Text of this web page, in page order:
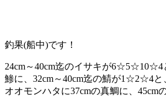
釣果(船中)です！
24cm～40cm迄のイサキが6☆5☆10☆4
鯵に、32cm～40cm迄の鯖が1☆2☆4と
オオモンハタに37cmの真鯛に、45cm